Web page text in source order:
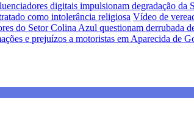
digitais impulsionam degradação da
como intolerância religiosa Vídeo de
do Setor Colina Azul questionam derrubada
e prejuízos a motoristas em Aparecida de